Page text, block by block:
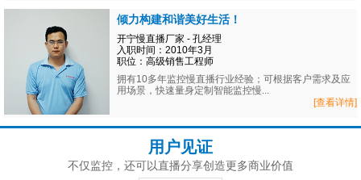
倾力构建和谐美好生活！
开宁慢直播厂家 - 孔经理
入职时间：2010年3月
职位：高级销售工程师
拥有10多年监控慢直播行业经验；可根据客户需求及应
用场景，快速量身定制智能监控慢...
[查看详情]
用户见证
不仅监控，还可以直播分享创造更多商业价值